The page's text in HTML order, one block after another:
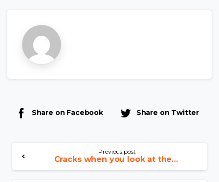
Share on Facebook Share on Twitter
Previous post
Cracks when you look at the West wall structure of service having Ukraine emerge as the East European countries and you can You lead with the elections